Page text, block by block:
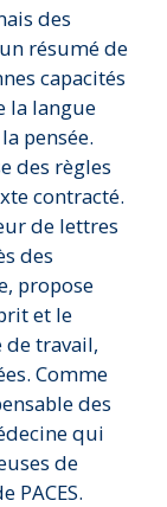
des
résumé de
capacités
la langue
pensée.
des règles
contracté.
de lettres
des
propose
et le
de travail,
Comme
des
qui
de
PACES.